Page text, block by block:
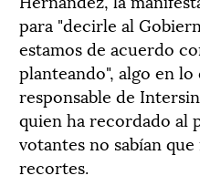
para "decirle al
estamos de acuerdo
planteando", algo en
responsable de
quien ha recordado al
votantes no sabían
recortes.